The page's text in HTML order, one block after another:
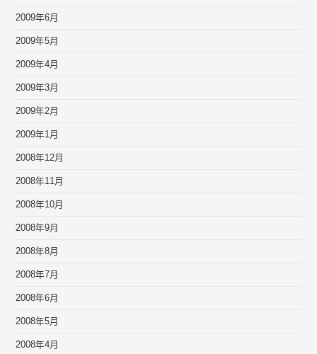
2009年6月
2009年5月
2009年4月
2009年3月
2009年2月
2009年1月
2008年12月
2008年11月
2008年10月
2008年9月
2008年8月
2008年7月
2008年6月
2008年5月
2008年4月